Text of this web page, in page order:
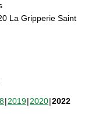
La Gripperie Saint
2019 2020 2022